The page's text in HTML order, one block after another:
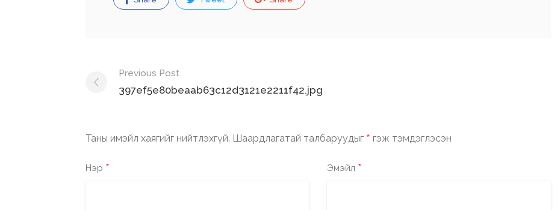
Post
navigation
Previous Post
397ef5e80beaab63c12d3121e2211f42.jpg
Таны имэйл хаягийг нийтлэхгүй. Шаардлагатай талбаруудыг * гэж тэмдэглэсэн
Нэр * Эмэйл *